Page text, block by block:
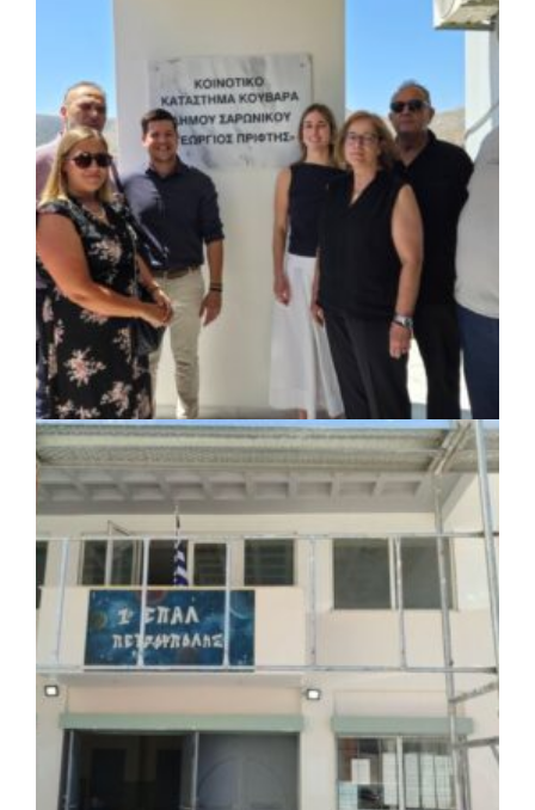
ΚΟΙΝΩΝΙΑ | 07/08/2026 · 18:01
Το Δημοτικό Κατάστημα Κουβαρά φέρει
πλέον το όνομα «Γεώργιος Πρίφτης»